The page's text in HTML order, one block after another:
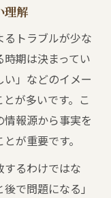
理解
トラブルが少な
期は決まってい
」などのイメー
が多いです。こ
報源から事実を
が重要です。
するわけではな
で問題になる」